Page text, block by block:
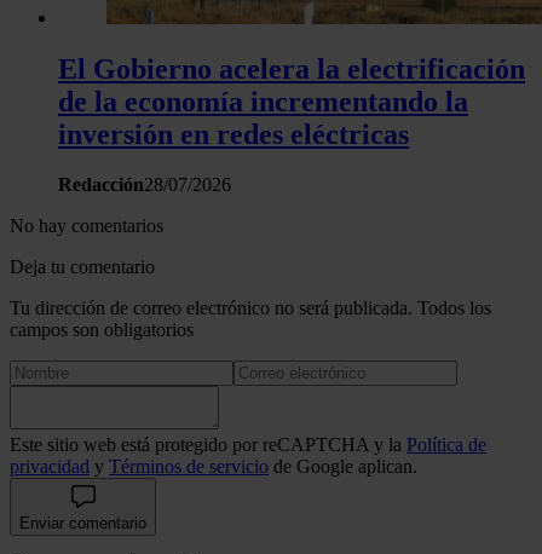
El Gobierno acelera la electrificación
de la economía incrementando la
inversión en redes eléctricas
Redacción28/07/2026
No hay comentarios
Deja tu comentario
Tu dirección de correo electrónico no será publicada. Todos los
campos son obligatorios
Este sitio web está protegido por reCAPTCHA y la Política de
privacidad y Términos de servicio de Google aplican.
Enviar comentario